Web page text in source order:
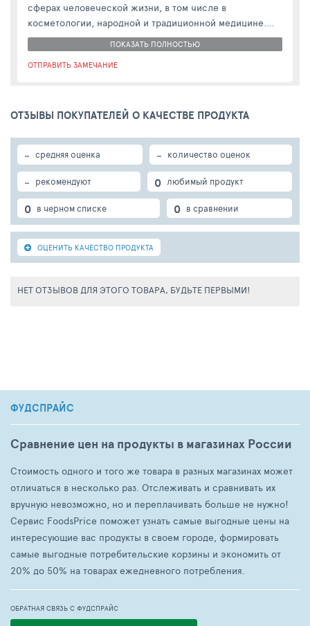
сферах человеческой жизни, в том числе в
косметологии, народной и традиционной медицине.
Для получения ванильного сахара высушенную и
перемолотую в порошок ваниль смешивают с обычным
сахаром. Состав настаивают несколько суток, а затем
человека аналогично шоколаду, поднимая настроение
Состав: сахарная пудра, натуральная ваниль молотая.
Пищевая ценность: белки – 2,4 г, углеводы – 90 г.
Энергетическая ценность: 385 ккал.
Хранить в сухом темном месте.
Срок хранения 36 месяцев.
ПОКАЗАТЬ ПОЛНОСТЬЮ
ОТПРАВИТЬ ЗАМЕЧАНИЕ
ОТЗЫВЫ ПОКУПАТЕЛЕЙ О КАЧЕСТВЕ ПРОДУКТА
- средняя оценка - количество оценок
- рекомендуют 0 любимый продукт
0 в черном списке 0 в сравнении
ОЦЕНИТЬ КАЧЕСТВО ПРОДУКТА
НЕТ ОТЗЫВОВ ДЛЯ ЭТОГО ТОВАРА, БУДЬТЕ ПЕРВЫМИ!
ФУДСПРАЙС
Сравнение цен на продукты в магазинах России
Стоимость одного и того же товара в разных магазинах может
отличаться в несколько раз. Отслеживать и сравнивать их
вручную невозможно, но и переплачивать больше не нужно!
Сервис FoodsPrice поможет узнать самые выгодные цены на
интересующие вас продукты в своем городе, формировать
самые выгодные потребительские корзины и экономить от
20% до 50% на товарах ежедневного потребления.
ОБРАТНАЯ СВЯЗЬ С ФУДСПРАЙС